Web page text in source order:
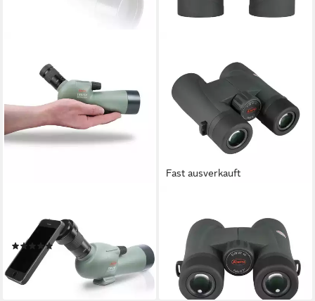
Spektiv
(1)
ab 299,00 €
14,85 €
mtl. in 24 Raten
lieferbar - in 3-4 Werktagen bei dir
Fast ausverkauft
Fernglas
355,36 €
17,65 €
mtl. in 24 Raten
lieferbar - in 3-4 Werktagen bei dir